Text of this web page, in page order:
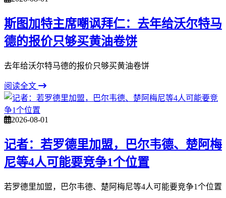
斯图加特主席嘲讽拜仁：去年给沃尔特马
德的报价只够买黄油卷饼
去年给沃尔特马德的报价只够买黄油卷饼
阅读全文
2026-08-01
记者：若罗德里加盟，巴尔韦德、楚阿梅
尼等4人可能要竞争1个位置
若罗德里加盟，巴尔韦德、楚阿梅尼等4人可能要竞争1个位置